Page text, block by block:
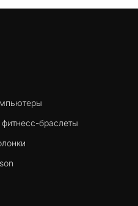
браслеты